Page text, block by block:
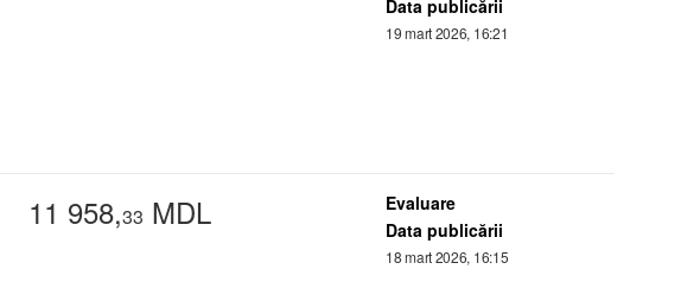
Data publicării
19 mart 2026, 16:21
11 958,33 MDL
Evaluare
Data publicării
18 mart 2026, 16:15